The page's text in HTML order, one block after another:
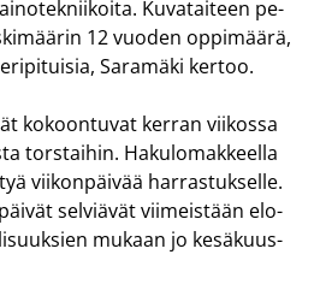
Ku­va­tai­teen pe­
12 vuo­den op­pi­mää­rä,
Sa­ra­mä­ki ker­too.
ko­koon­tu­vat ker­ran vii­kos­sa
tors­tai­hin. Ha­ku­lo­mak­keel­la
vii­kon­päi­vää har­ras­tuk­sel­le.
sel­viä­vät vii­meis­tään elo­
mu­kaan jo ke­sä­kuus­